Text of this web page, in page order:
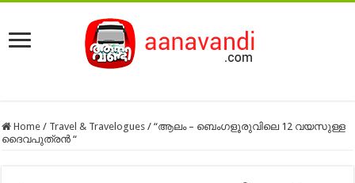
Home / Travel & Travelogues / “ആലം – ബെംഗളൂരുവിലെ 12 വയസുള്ള
ദൈവപുത്രൻ “